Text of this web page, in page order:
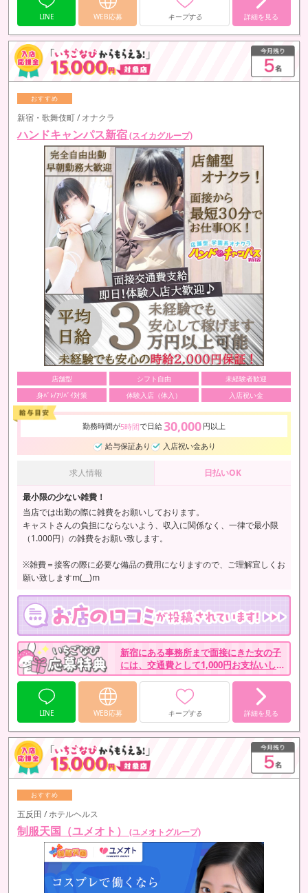
LINE WEB応募 キープする 詳細を見る
新宿・歌舞伎町 / オナクラ
ハンドキャンパス新宿(スイカグループ)
店舗型 シフト自由
未経験者歓迎
身ﾊﾞﾚ/ｱﾘﾊﾞｲ対策
体験入店（体入） 入店祝い金
勤務時間が5時間で日給30,000 円以上
給与保証あり
入店祝い金あり
求人情報 日払いOK
最小限の少ない雑費！
当店では出勤の際に雑費をお願いしております。
キャストさんの負担にならないよう、収入に関係なく、一律で最小限
（1.000円）の雑費をお願い致します。
※雑費＝接客の際に必要な備品の費用になりますので、ご理解宜しくお
願い致しますm(__)m
新宿にある事務所まで面接にきた女の子
には、交通費として1,000円お支払いして
ます。
LINE WEB応募 キープする 詳細を見る
五反田 / ホテルヘルス
制服天国（ユメオト） (ユメオトグループ)